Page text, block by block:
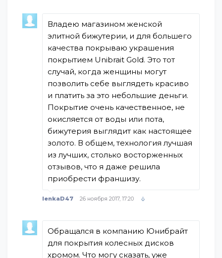
Владею магазином женской
элитной бижутерии, и для большего
качества покрываю украшения
покрытием Unibrait Gold. Это тот
случай, когда женщины могут
позволить себе выглядеть красиво
и платить за это небольшие деньги.
Покрытие очень качественное, не
окисляется от воды или пота,
бижутерия выглядит как настоящее
золото. В общем, технология лучшая
из лучших, столько восторженных
отзывов, что я даже решила
приобрести франшизу.
lenkaD47 26 ноября 2017, 17:20
Обращался в компанию Юнибрайт
для покрытия колесных дисков
хромом. Что могу сказать, уже